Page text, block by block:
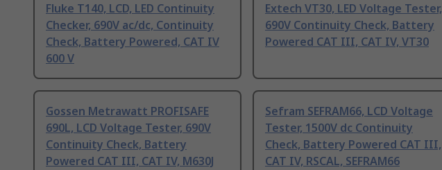
Fluke T140, LCD, LED Continuity
Checker, 690V ac/dc, Continuity
Check, Battery Powered, CAT IV
600 V
Extech VT30, LED Voltage Tester,
690V Continuity Check, Battery
Powered CAT III, CAT IV, VT30
Gossen Metrawatt PROFISAFE
690L, LCD Voltage Tester, 690V
Continuity Check, Battery
Powered CAT III, CAT IV, M630J
Sefram SEFRAM66, LCD Voltage
Tester, 1500V dc Continuity
Check, Battery Powered CAT III,
CAT IV, RSCAL, SEFRAM66